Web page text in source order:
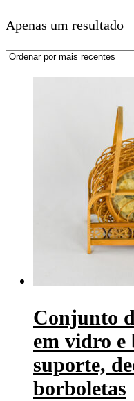
Apenas um resultado
Conjunto
em vidro e
suporte,
borboletas